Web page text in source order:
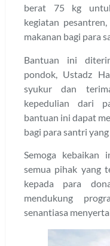
berat 75 kg untuk
kegiatan
makanan bagi para
Bantuan ini
pondok, Ustadz
syukur dan
kepedulian dari
bantuan ini dapat
bagi para santri
Semoga kebaikan
semua pihak yang
kepada para
mendukung
senantiasa